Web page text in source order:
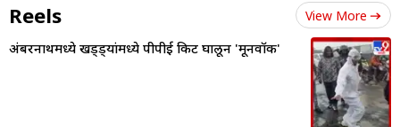
Reels View More
अंबरनाथमध्ये खड्ड्यांमध्ये पीपीई किट घालून 'मूनवॉक'